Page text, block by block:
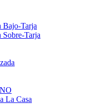
Bajo-Tarja
Tarja
La Casa